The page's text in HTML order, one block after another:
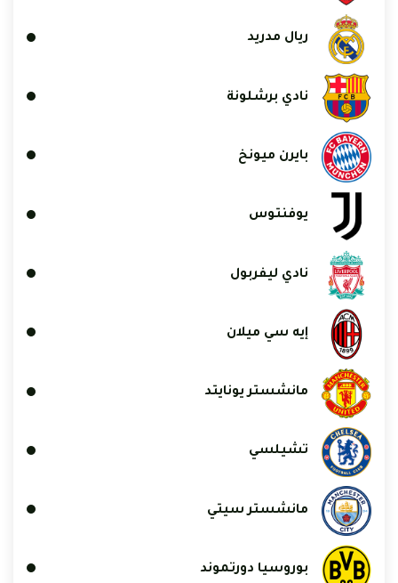
ريال مدريد
نادي برشلونة
بايرن ميونخ
يوفنتوس
نادي ليفربول
إيه سي ميلان
مانشستر يونايتد
تشيلسي
مانشستر سيتي
بوروسيا دورتموند